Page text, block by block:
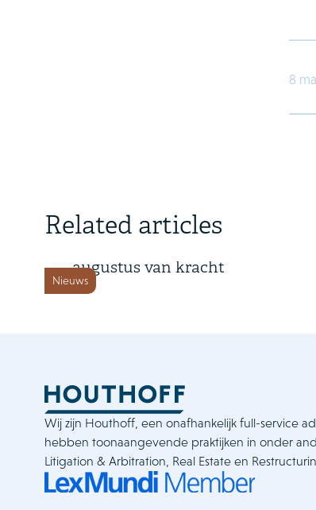
8
Related articles
Nieuws
8 juli 2026
augustus van kracht
Wij zijn Houthoff, een onafhankelijk full-service
hebben toonaangevende praktijken in onder
Litigation & Arbitration, Real Estate en